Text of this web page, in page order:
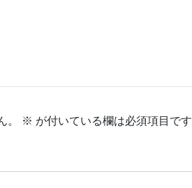
。 ※ が付いている欄は必須項目です